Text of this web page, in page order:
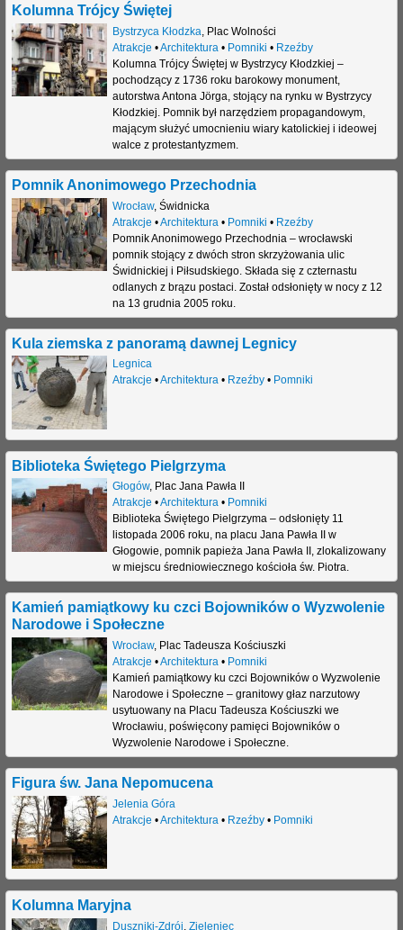
Kolumna Trójcy Świętej
Bystrzyca Kłodzka Plac Wolności
Atrakcje •Architektura • Pomniki • Rzeźby
Kolumna Trójcy Świętej w Bystrzycy Kłodzkiej –
pochodzący z 1736 roku barokowy monument,
autorstwa Antona Jörga, stojący na rynku w Bystrzycy
Kłodzkiej. Pomnik był narzędziem propagandowym,
mającym służyć umocnieniu wiary katolickiej i ideowej
walce z protestantyzmem.
Pomnik Anonimowego Przechodnia
Wrocław, Świdnicka
Atrakcje •Architektura • Pomniki • Rzeźby
Pomnik Anonimowego Przechodnia – wrocławski
pomnik stojący z dwóch stron skrzyżowania ulic
Świdnickiej i Piłsudskiego. Składa się z czternastu
odlanych z brązu postaci. Został odsłonięty w nocy z 12
na 13 grudnia 2005 roku.
Kula ziemska z panoramą dawnej Legnicy
Legnica
Atrakcje •Architektura• Rzeźby• Pomniki
Biblioteka Świętego Pielgrzyma
Głogów, Plac Jana Pawła II
Atrakcje •Architektura• Pomniki
Biblioteka Świętego Pielgrzyma – odsłonięty 11
listopada 2006 roku, na placu Jana Pawła II w
Głogowie, pomnik papieża Jana Pawła II, zlokalizowany
w miejscu średniowiecznego kościoła św. Piotra.
Kamień pamiątkowy ku czci Bojowników o Wyzwolenie
Narodowe i Społeczne
Wrocław, Plac Tadeusza Kościuszki
Atrakcje •Architektura• Pomniki
Kamień pamiątkowy ku czci Bojowników o Wyzwolenie
Narodowe i Społeczne – granitowy głaz narzutowy
usytuowany na Placu Tadeusza Kościuszki we
Wrocławiu, poświęcony pamięci Bojowników o
Wyzwolenie Narodowe i Społeczne.
Figura św. Jana Nepomucena
Jelenia Góra
Atrakcje •Architektura• Rzeźby• Pomniki
Kolumna Maryjna
Duszniki-Zdrój, Zieleniec